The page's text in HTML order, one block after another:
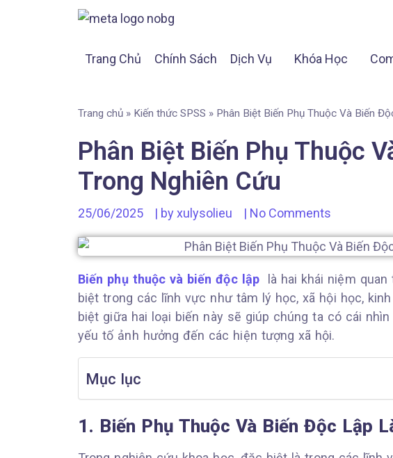
Trang Chủ Chính Sách Dịch Vụ Khóa Học
Trang chủ » Kiến thức SPSS » Phân Biệt Biến Phụ Thuộc Và Biến
Phân Biệt Biến Phụ Thuộc
Trong Nghiên Cứu
25/06/2025 | by xulysolieu | No Comments
Biến phụ thuộc và biến độc lập
là hai khái niệm
biệt trong các lĩnh vực như tâm lý học, xã hội học,
biệt giữa hai loại biến này sẽ giúp chúng ta có cái
yếu tố ảnh hưởng đến các hiện tượng xã hội.
Mục lục
1. Biến Phụ Thuộc Và Biến Độc Lập